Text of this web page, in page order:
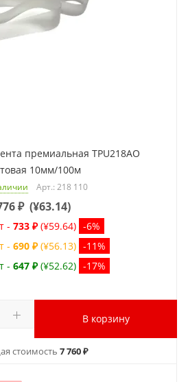
премиальная TPU218AO
10мм/100м
Арт.: 218 110
₽ (¥63.14)
- 733 ₽ (¥59.64) -6%
- 690 ₽ (¥56.13) -11%
- 647 ₽ (¥52.62) -17%
В корзину
стоимость 7 760 ₽